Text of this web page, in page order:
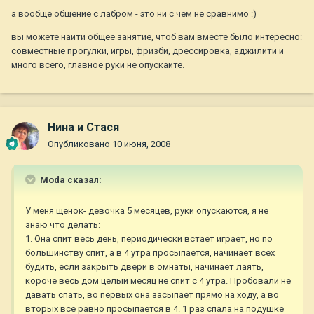
а вообще общение с лабром - это ни с чем не сравнимо :)
вы можете найти общее занятие, чтоб вам вместе было интересно:
совместные прогулки, игры, фризби, дрессировка, аджилити и
много всего, главное руки не опускайте.
Нина и Стася
Опубликовано 10 июня, 2008
Moda сказал:
У меня щенок- девочка 5 месяцев, руки опускаются, я не
знаю что делать:
1. Она спит весь день, периодически встает играет, но по
большинству спит, а в 4 утра просыпается, начинает всех
будить, если закрыть двери в омнаты, начинает лаять,
короче весь дом целый месяц не спит с 4 утра. Пробовали не
давать спать, во первых она засыпает прямо на ходу, а во
вторых все равно просыпается в 4. 1 раз спала на подушке